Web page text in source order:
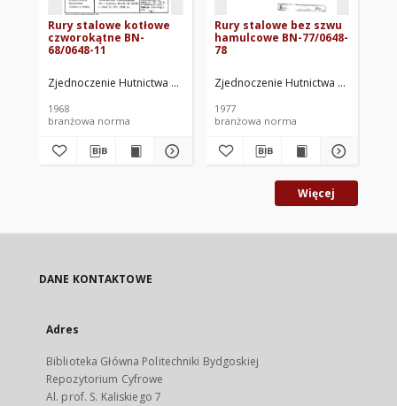
Rury stalowe kotłowe
czworokątne BN-
68/0648-11
Zjednoczenie Hutnictwa Żelaza i Stali. Oprac.
1968
branżowa norma
Rury stalowe bez szwu
hamulcowe BN-77/0648-
78
Zjednoczenie Hutnictwa Żelaza i
1977
branżowa norma
Więcej
DANE KONTAKTOWE
Adres
Biblioteka Główna Politechniki Bydgoskiej
Repozytorium Cyfrowe
Al. prof. S. Kaliskiego 7